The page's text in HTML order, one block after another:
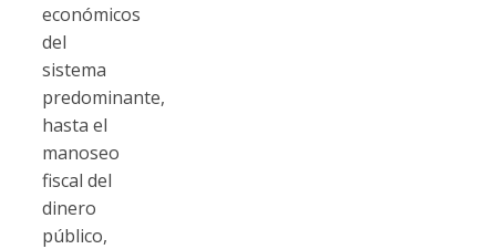
económicos
del
sistema
predominante,
hasta el
manoseo
fiscal del
dinero
público,